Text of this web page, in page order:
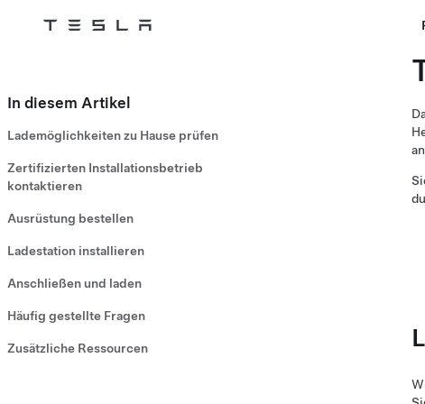
Tesla
In diesem Artikel
Lademöglichkeiten zu Hause prüfen
Zertifizierten Installationsbetrieb
kontaktieren
Ausrüstung bestellen
Ladestation installieren
Anschließen und laden
Häufig gestellte Fragen
Zusätzliche Ressourcen